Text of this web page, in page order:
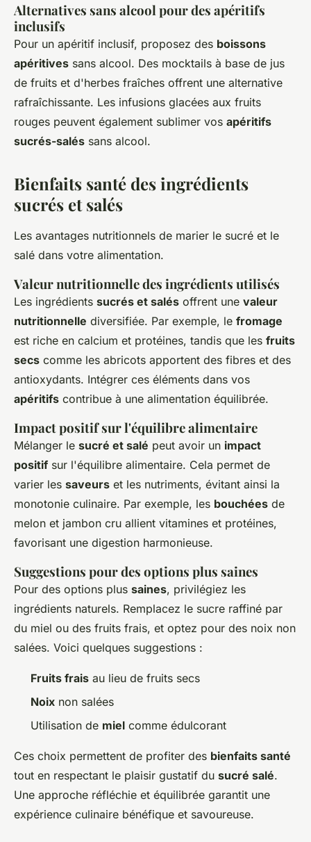
Alternatives sans alcool pour des apéritifs
inclusifs
Pour un apéritif inclusif, proposez des boissons
apéritives sans alcool. Des mocktails à base de jus
de fruits et d'herbes fraîches offrent une alternative
rafraîchissante. Les infusions glacées aux fruits
rouges peuvent également sublimer vos apéritifs
sucrés-salés sans alcool.
Bienfaits santé des ingrédients
sucrés et salés
Les avantages nutritionnels de marier le sucré et le
salé dans votre alimentation.
Valeur nutritionnelle des ingrédients utilisés
Les ingrédients sucrés et salés offrent une valeur
nutritionnelle diversifiée. Par exemple, le fromage
est riche en calcium et protéines, tandis que les fruits
secs comme les abricots apportent des fibres et des
antioxydants. Intégrer ces éléments dans vos
apéritifs contribue à une alimentation équilibrée.
Impact positif sur l'équilibre alimentaire
Mélanger le sucré et salé peut avoir un impact
positif sur l'équilibre alimentaire. Cela permet de
varier les saveurs et les nutriments, évitant ainsi la
monotonie culinaire. Par exemple, les bouchées de
melon et jambon cru allient vitamines et protéines,
favorisant une digestion harmonieuse.
Suggestions pour des options plus saines
Pour des options plus saines, privilégiez les
ingrédients naturels. Remplacez le sucre raffiné par
du miel ou des fruits frais, et optez pour des noix non
salées. Voici quelques suggestions :
Fruits frais au lieu de fruits secs
Noix non salées
Utilisation de miel comme édulcorant
Ces choix permettent de profiter des bienfaits santé
tout en respectant le plaisir gustatif du sucré salé.
Une approche réfléchie et équilibrée garantit une
expérience culinaire bénéfique et savoureuse.